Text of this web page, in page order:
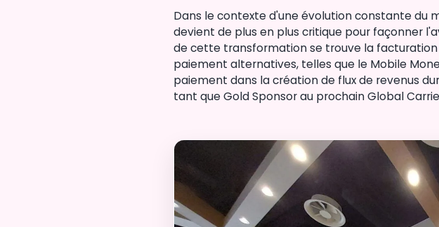
Dans le contexte d'une évolution constante du
devient de plus en plus critique pour façonner
de cette transformation se trouve la
paiement alternatives, telles que le Mobile
paiement dans la création de flux de revenus
tant que Gold Sponsor au prochain Global